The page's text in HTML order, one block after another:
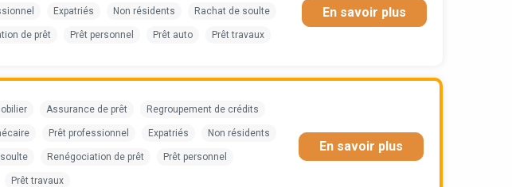
Expatriés Non résidents Rachat de soulte
de prêt Prêt personnel Prêt auto Prêt travaux
En savoir plus
Assurance de prêt Regroupement de crédits
Prêt professionnel Expatriés Non résidents
Renégociation de prêt Prêt personnel
Prêt travaux
En savoir plus